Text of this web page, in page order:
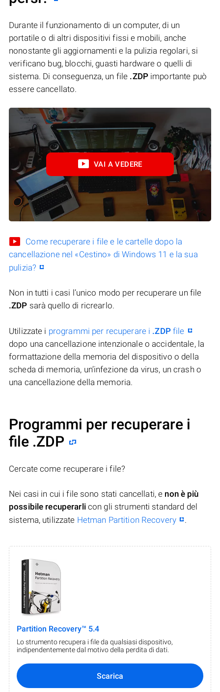
Durante il funzionamento di un computer, di un
portatile o di altri dispositivi fissi e mobili, anche
nonostante gli aggiornamenti e la pulizia regolari, si
verificano bug, blocchi, guasti hardware o quelli di
sistema. Di conseguenza, un file .ZDPimportante può
essere cancellato.
VAI A VEDERE
Come recuperare i file e le cartelle dopo la
cancellazione nel «Cestino» di Windows 11 e la sua
pulizia?
Non in tutti i casi l’unico modo per recuperare un file
.ZDP sarà quello di ricrearlo.
Utilizzate i programmi per recuperare i .ZDPfile
dopo una cancellazione intenzionale o accidentale, la
formattazione della memoria del dispositivo o della
scheda di memoria, un’infezione da virus, un crash o
una cancellazione della memoria.
Programmi per recuperare i
file .ZDP
Cercate come recuperare i file?
Nei casi in cui i file sono stati cancellati, e non è più
possibile recuperarlicon gli strumenti standard del
sistema, utilizzate Hetman Partition Recovery .
Partition Recovery™ 5.4
Lo strumento recupera i file da qualsiasi dispositivo,
indipendentemente dal motivo della perdita di dati.
Scarica